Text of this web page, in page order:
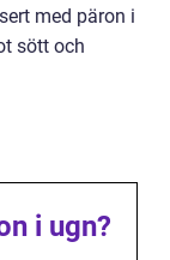
med päron i
sött och
i ugn?